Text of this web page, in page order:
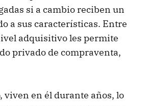
si a cambio reciben un
a sus características. Entre
adquisitivo les permite
privado de compraventa,
viven en él durante años, lo